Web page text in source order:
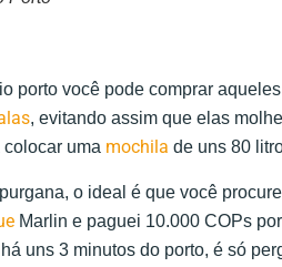
porto você pode comprar
, evitando assim que elas
uma mochila de uns 80
o ideal é que você
Marlin e paguei 10.000 COPs
uns 3 minutos do porto, é só